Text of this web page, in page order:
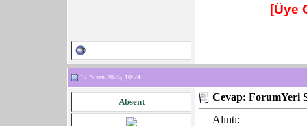
[Üye
17 Nisan 2025, 10:24
Absent
Cevap: ForumYeri
Alıntı: